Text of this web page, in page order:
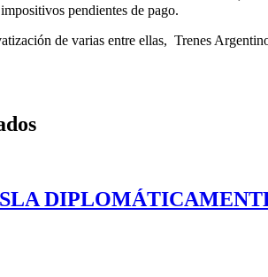
pendientes de pago.
de varias entre ellas, Trenes